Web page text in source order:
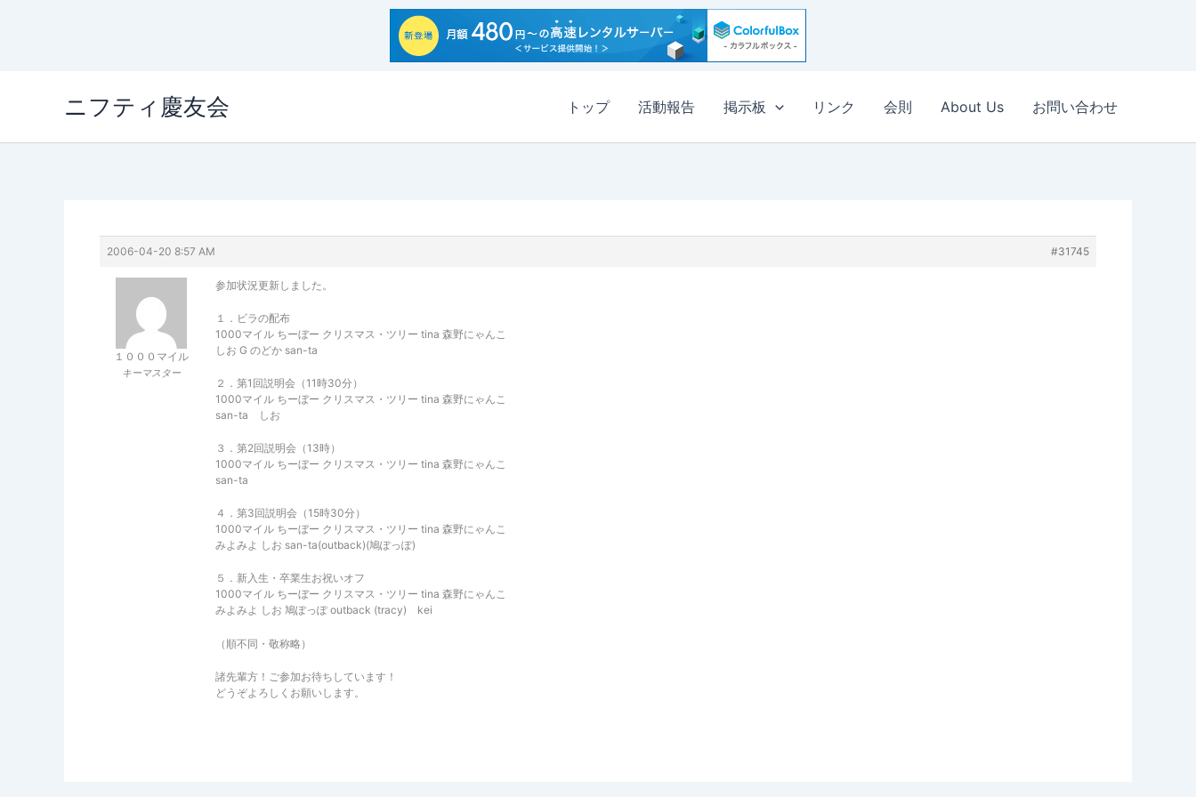
ニフティ慶友会 トップ 活動報告 掲示板 リンク 会則 About Us お問い合わせ
2006-04-20 8:57 AM #31745
１０００マイル
キーマスター
参加状況更新しました。
１．ビラの配布
1000マイル ちーぼー クリスマス・ツリー tina 森野にゃんこ
しお G のどか san-ta
２．第1回説明会（11時30分）
1000マイル ちーぼー クリスマス・ツリー tina 森野にゃんこ
san-ta しお
３．第2回説明会（13時）
1000マイル ちーぼー クリスマス・ツリー tina 森野にゃんこ
san-ta
４．第3回説明会（15時30分）
1000マイル ちーぼー クリスマス・ツリー tina 森野にゃんこ
みよみよ しお san-ta(outback)(鳩ぽっぽ)
５．新入生・卒業生お祝いオフ
1000マイル ちーぼー クリスマス・ツリー tina 森野にゃんこ
みよみよ しお 鳩ぽっぽ outback (tracy) kei
（順不同・敬称略）
諸先輩方！ご参加お待ちしています！
どうぞよろしくお願いします。